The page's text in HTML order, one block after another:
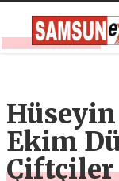
Hüseyin
Ekim
Çiftçiler